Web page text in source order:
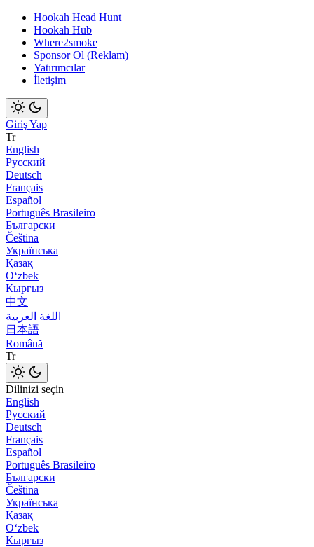
Hookah Head Hunt
Hookah Hub
Where2smoke
Sponsor Ol (Reklam)
Yatırımcılar
İletişim
Giriş Yap
Tr
English
Русский
Deutsch
Français
Español
Português Brasileiro
Български
Čeština
Українська
Қазақ
Оʻzbek
Кыргыз
中文
اللغة العربية
日本語
Română
Tr
Dilinizi seçin
English
Русский
Deutsch
Français
Español
Português Brasileiro
Български
Čeština
Українська
Қазақ
Оʻzbek
Кыргыз